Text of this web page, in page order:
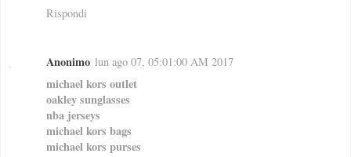
Rispondi
Anonimo lun ago 07, 05:01:00 AM 2017
michael kors outlet
oakley sunglasses
nba jerseys
michael kors bags
michael kors purses